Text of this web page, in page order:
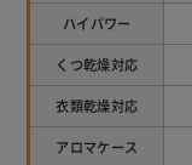
ハイパワー
くつ乾燥対応
衣類乾燥対応
アロマケース